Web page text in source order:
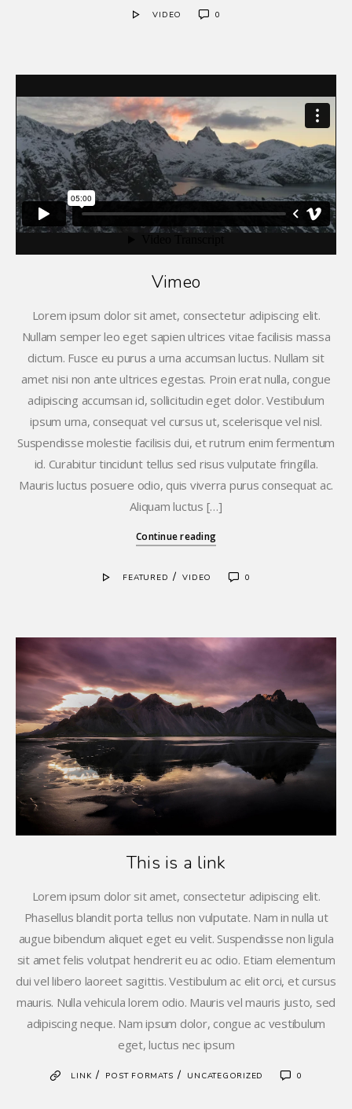
VIDEO 0
Vimeo
Lorem ipsum dolor sit amet, consectetur adipiscing elit.
Nullam semper leo eget sapien ultrices vitae facilisis massa
dictum. Fusce eu purus a urna accumsan luctus. Nullam sit
amet nisi non ante ultrices egestas. Proin erat nulla, congue
adipiscing accumsan id, sollicitudin eget dolor. Vestibulum
ipsum urna, consequat vel cursus ut, scelerisque vel nisl.
Suspendisse molestie facilisis dui, et rutrum enim fermentum
id. Curabitur tincidunt tellus sed risus vulputate fringilla.
Mauris luctus posuere odio, quis viverra purus consequat ac.
Aliquam luctus […]
Continue reading
FEATURED /VIDEO 0
This is a link
Lorem ipsum dolor sit amet, consectetur adipiscing elit.
Phasellus blandit porta tellus non vulputate. Nam in nulla ut
augue bibendum aliquet eget eu velit. Suspendisse non ligula
sit amet felis volutpat hendrerit eu ac odio. Etiam elementum
dui vel libero laoreet sagittis. Vestibulum ac elit orci, et cursus
mauris. Nulla vehicula lorem odio. Mauris vel mauris justo, sed
adipiscing neque. Nam ipsum dolor, congue ac vestibulum
eget, luctus nec ipsum
LINK / POST FORMATS / UNCATEGORIZED 0